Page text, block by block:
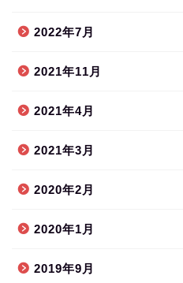
2022年7月
2021年11月
2021年4月
2021年3月
2020年2月
2020年1月
2019年9月